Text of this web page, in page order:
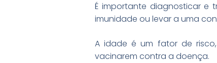
É importante diagnosticar e
imunidade ou levar a uma
A idade é um fator de
vacinarem contra a doença.